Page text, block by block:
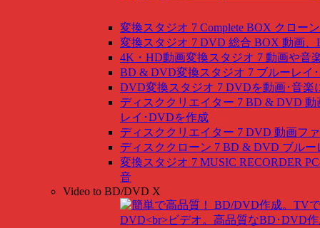
変換スタジオ 7 Complete BOX クロー
変換スタジオ 7 DVD 総合 BOX 動画、
4K・HD動画変換スタジオ 7 動画や音
BD & DVD変換スタジオ 7 ブルーレイ
DVD変換スタジオ 7 DVDを動画･音楽
ディスククリエイター 7 BD & DVD 動
レイ･DVDを作成
ディスククリエイター 7 DVD 動画フ
ディスククローン 7 BD & DVD ブルー
変換スタジオ 7 MUSIC RECORDER
音
Video to BD/DVD X